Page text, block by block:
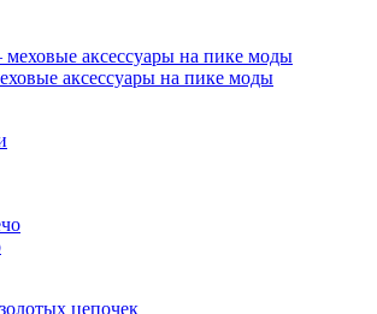
аксессуары на пике моды